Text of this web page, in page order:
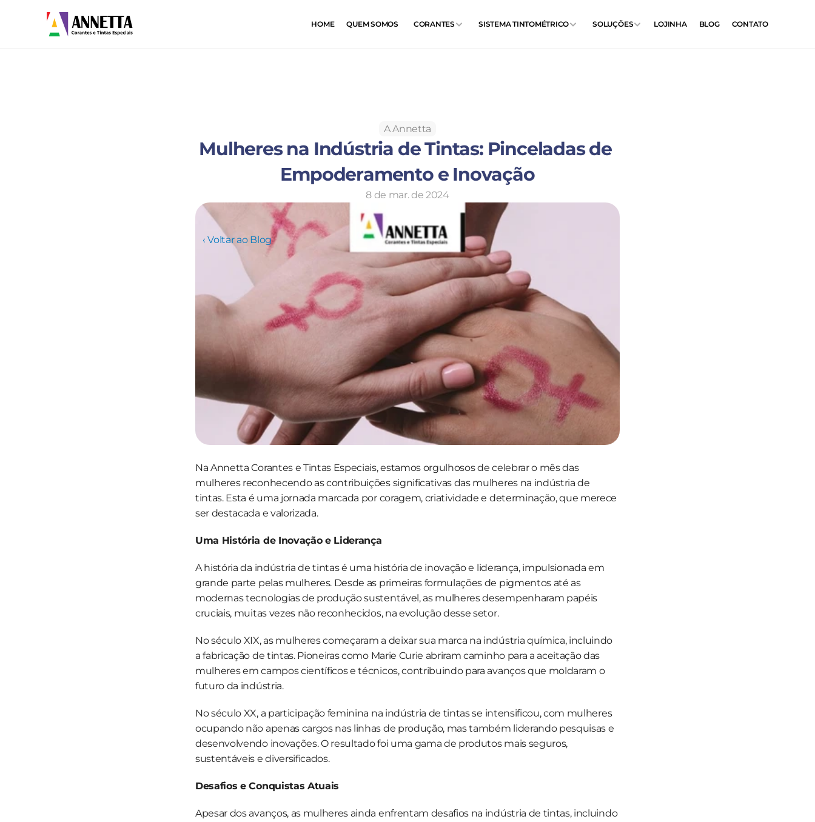
HOME QUEM SOMOS CORANTES SISTEMA TINTOMÉTRICO SOLUÇÕES LOJINHA BLOG CONTATO
‹ Voltar ao Blog
A Annetta
Mulheres na Indústria de Tintas: Pinceladas de
Empoderamento e Inovação
8 de mar. de 2024
Na Annetta Corantes e Tintas Especiais, estamos orgulhosos de celebrar o mês das
mulheres reconhecendo as contribuições significativas das mulheres na indústria de
tintas. Esta é uma jornada marcada por coragem, criatividade e determinação, que merece
ser destacada e valorizada.
Uma História de Inovação e Liderança
A história da indústria de tintas é uma história de inovação e liderança, impulsionada em
grande parte pelas mulheres. Desde as primeiras formulações de pigmentos até as
modernas tecnologias de produção sustentável, as mulheres desempenharam papéis
cruciais, muitas vezes não reconhecidos, na evolução desse setor.
No século XIX, as mulheres começaram a deixar sua marca na indústria química, incluindo
a fabricação de tintas. Pioneiras como Marie Curie abriram caminho para a aceitação das
mulheres em campos científicos e técnicos, contribuindo para avanços que moldaram o
futuro da indústria.
No século XX, a participação feminina na indústria de tintas se intensificou, com mulheres
ocupando não apenas cargos nas linhas de produção, mas também liderando pesquisas e
desenvolvendo inovações. O resultado foi uma gama de produtos mais seguros,
sustentáveis e diversificados.
Desafios e Conquistas Atuais
Apesar dos avanços, as mulheres ainda enfrentam desafios na indústria de tintas, incluindo